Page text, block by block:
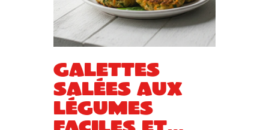
Galettes
salées aux
légumes